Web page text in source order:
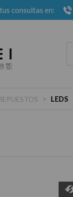
consultas en:
> LEDS